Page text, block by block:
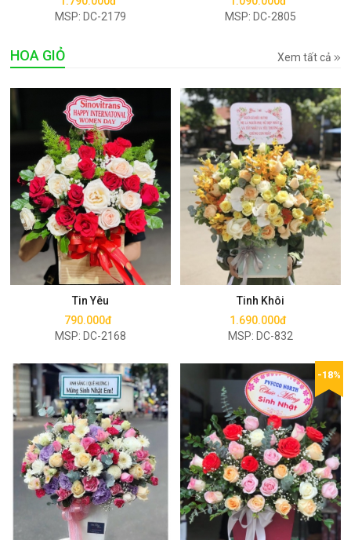
MSP: DC-2179
MSP: DC-2805
HOA GIỎ Xem tất cả
Tin Yêu
790.000đ
MSP: DC-2168
Mua ngay
Tinh Khôi
1.690.000đ
MSP: DC-832
Mua ngay
-18%